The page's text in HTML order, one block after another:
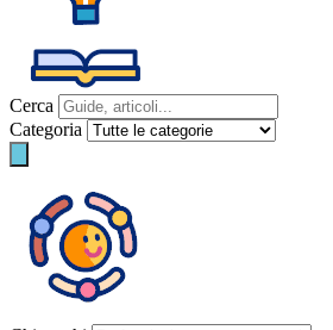
Cerca
Categoria